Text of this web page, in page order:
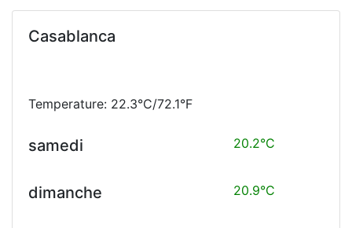
Casablanca
Temperature: 22.3°C/72.1°F
samedi 20.2°C
dimanche 20.9°C